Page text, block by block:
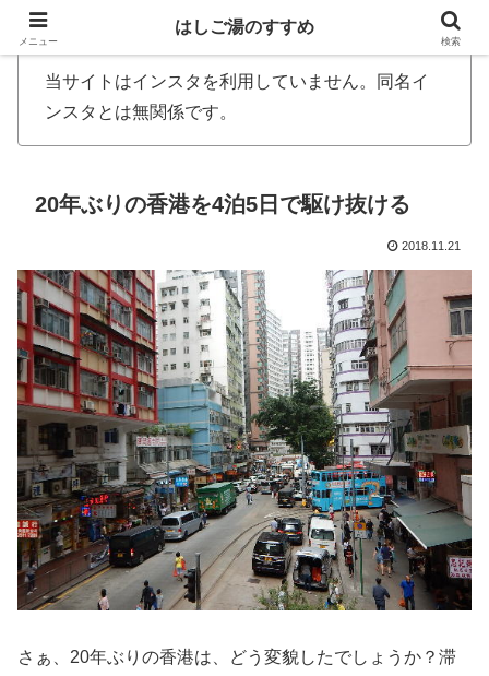
当サイトはインスタを利用していません。同名イ
ンスタとは無関係です。
20年ぶりの香港を4泊5日で駆け抜ける
2018.11.21
さぁ、20年ぶりの香港は、どう変貌したでしょうか？滞
メニュー
はしご湯のすすめ
検索